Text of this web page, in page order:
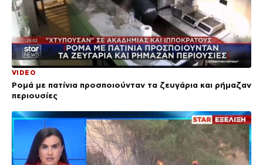
VIDEO
Ρομά με πατίνια προσποιούνταν τα ζευγάρια και ρήμαζαν
περιουσίες